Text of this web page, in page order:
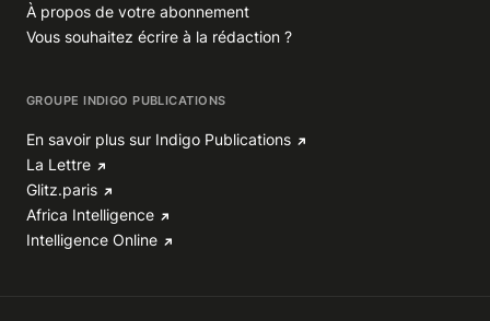
À propos de votre abonnement
Vous souhaitez écrire à la rédaction ?
GROUPE INDIGO PUBLICATIONS
En savoir plus sur Indigo Publications
La Lettre
Glitz.paris
Africa Intelligence
Intelligence Online